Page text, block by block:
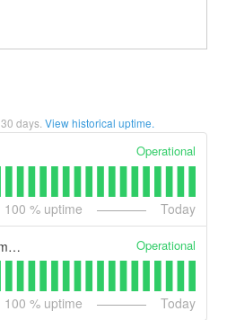
30 days. View historical uptime.
Operational
100 % uptime Today
Management Portal (example) Operational
100 % uptime Today